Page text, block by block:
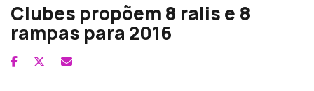
Clubes propõem 8 ralis e 8
rampas para 2016